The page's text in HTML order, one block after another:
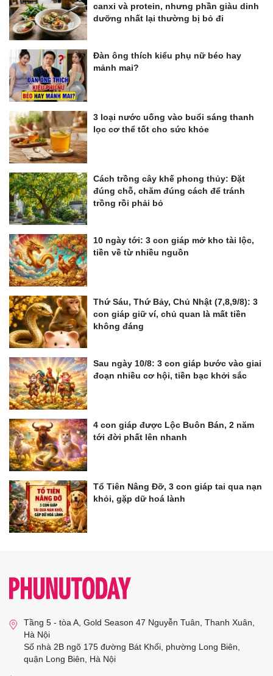
canxi và protein, nhưng phần giàu dinh
dưỡng nhất lại thường bị bỏ đi
Đàn ông thích kiểu phụ nữ béo hay
mảnh mai?
3 loại nước uống vào buổi sáng thanh
lọc cơ thể tốt cho sức khỏe
Cách trồng cây khế phong thủy: Đặt
đúng chỗ, chăm đúng cách để tránh
trồng rồi phải bỏ
10 ngày tới: 3 con giáp mở kho tài lộc,
tiền về từ nhiều nguồn
Thứ Sáu, Thứ Bảy, Chủ Nhật (7,8,9/8): 3
con giáp giữ ví, chủ quan là mất tiền
không đáng
Sau ngày 10/8: 3 con giáp bước vào giai
đoạn nhiều cơ hội, tiền bạc khởi sắc
4 con giáp được Lộc Buôn Bán, 2 năm
tới đời phất lên nhanh
Tổ Tiên Nâng Đỡ, 3 con giáp tai qua nạn
khỏi, gặp dữ hoá lành
Tầng 5 - tòa A, Gold Season 47 Nguyễn Tuân, Thanh Xuân,
Hà Nội
Số nhà 2B ngõ 175 đường Bát Khối, phường Long Biên,
quận Long Biên, Hà Nội